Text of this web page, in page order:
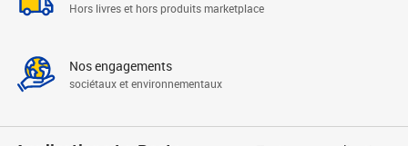
Hors livres et hors produits marketplace
Nos engagements
sociétaux et environnementaux